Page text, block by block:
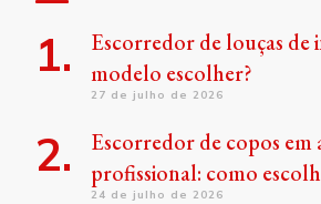
Escorredor de louças de
modelo escolher?
27 de julho de 2026
Escorredor de copos em
profissional: como
24 de julho de 2026